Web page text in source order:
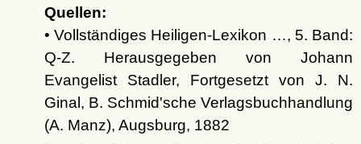
Quellen:
• Vollständiges Heiligen-Lexikon …, 5. Band:
Q-Z. Herausgegeben von Johann
Evangelist Stadler, Fortgesetzt von J. N.
Ginal, B. Schmid'sche Verlagsbuchhandlung
(A. Manz), Augsburg, 1882